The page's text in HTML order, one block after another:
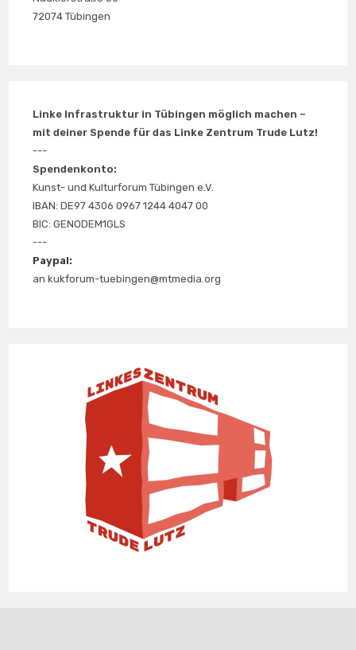
72074 Tübingen
Linke Infrastruktur in Tübingen möglich machen –
mit deiner Spende für das Linke Zentrum Trude Lutz!
---
Spendenkonto:
Kunst- und Kulturforum Tübingen e.V.
IBAN: DE97 4306 0967 1244 4047 00
BIC: GENODEM1GLS
---
Paypal:
an kukforum-tuebingen@mtmedia.org